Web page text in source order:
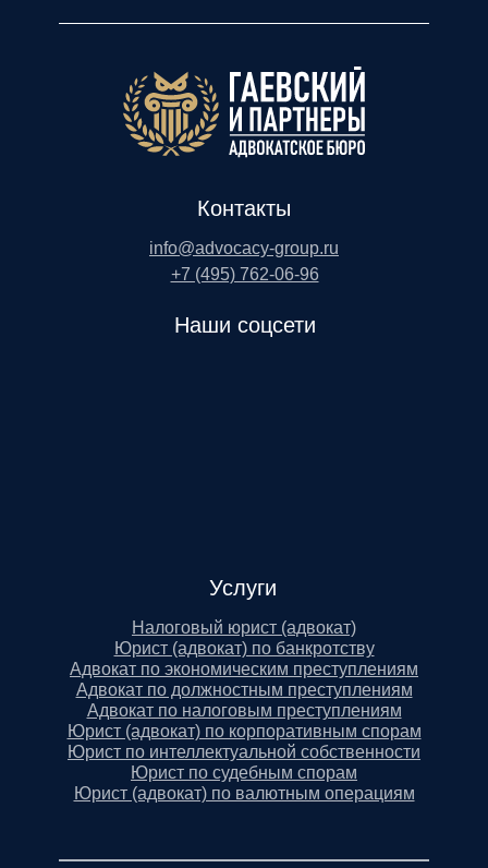
Наши соцсети
Налоговый юрист (адвокат)
Юрист (адвокат) по банкротству
Адвокат по экономическим преступлениям
Адвокат по должностным преступлениям
Адвокат по налоговым преступлениям
Юрист (адвокат) по корпоративным спорам
Юрист по интеллектуальной собственности
Юрист по судебным спорам
Юрист (адвокат) по валютным операциям
Услуги
Контакты
info@advocacy-group.ru
+7 (495) 762-06-96